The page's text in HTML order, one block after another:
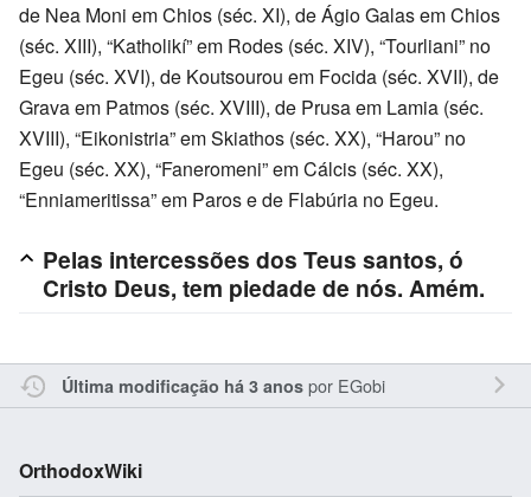
de Nea Moni em Chios (séc. XI), de Ágio Galas em Chios
(séc. XIII), “Katholikí” em Rodes (séc. XIV), “Tourliani” no
Egeu (séc. XVI), de Koutsourou em Focida (séc. XVII), de
Grava em Patmos (séc. XVIII), de Prusa em Lamia (séc.
XVIII), “Eikonistria” em Skiathos (séc. XX), “Harou” no
Egeu (séc. XX), “Faneromeni” em Cálcis (séc. XX),
“Enniameritissa” em Paros e de Flabúria no Egeu.
Pelas intercessões dos Teus santos, ó
Cristo Deus, tem piedade de nós. Amém.
Última modificação há 3 anospor EGobi
OrthodoxWiki